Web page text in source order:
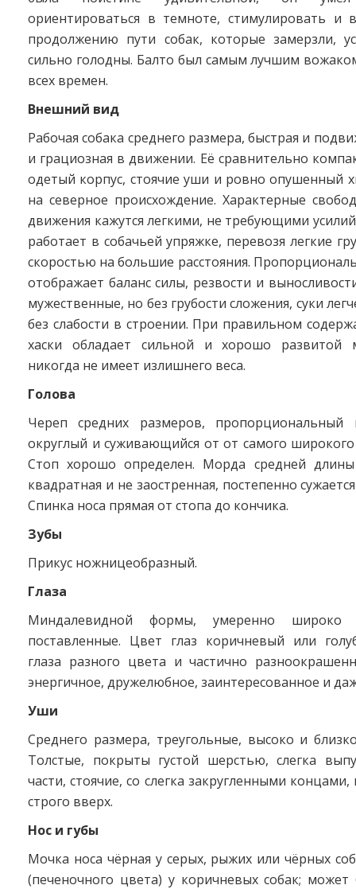
ориентироваться в темноте, стимулировать и
продолжению пути собак, которые замерзли,
сильно голодны. Балто был самым лучшим
всех времен.
Внешний вид
Рабочая собака среднего размера, быстрая и
и грациозная в движении. Её сравнительно
одетый корпус, стоячие уши и ровно опушенный
на северное происхождение. Характерные
движения кажутся легкими, не требующими
работает в собачьей упряжке, перевозя легкие
скоростью на большие расстояния.
отображает баланс силы, резвости и
мужественные, но без грубости сложения, суки
без слабости в строении. При правильном
хаски обладает сильной и хорошо развитой
никогда не имеет излишнего веса.
Голова
Череп средних размеров, пропорциональный
округлый и суживающийся от от самого широкого
Стоп хорошо определен. Морда средней
квадратная и не заостренная, постепенно
Спинка носа прямая от стопа до кончика.
Зубы
Прикус ножницеобразный.
Глаза
Миндалевидной формы, умеренно
поставленные. Цвет глаз коричневый или
глаза разного цвета и частично
энергичное, дружелюбное, заинтересованное и
Уши
Среднего размера, треугольные, высоко и
Толстые, покрыты густой шерстью, слегка
части, стоячие, со слегка закругленными
строго вверх.
Нос и губы
Мочка носа чёрная у серых, рыжих или чёрных
(печеночного цвета) у коричневых собак; может